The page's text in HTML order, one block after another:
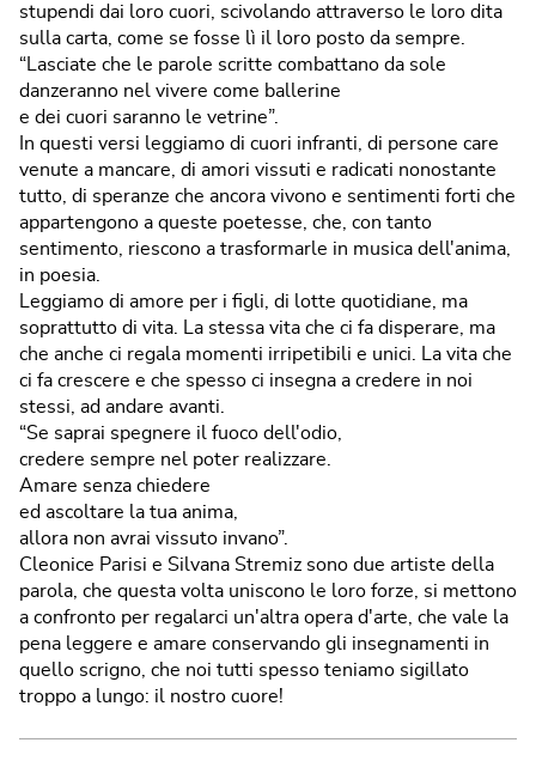
stupendi dai loro cuori, scivolando attraverso le loro dita
sulla carta, come se fosse lì il loro posto da sempre.
“Lasciate che le parole scritte combattano da sole
danzeranno nel vivere come ballerine
e dei cuori saranno le vetrine”.
In questi versi leggiamo di cuori infranti, di persone care
venute a mancare, di amori vissuti e radicati nonostante
tutto, di speranze che ancora vivono e sentimenti forti che
appartengono a queste poetesse, che, con tanto
sentimento, riescono a trasformarle in musica dell'anima,
in poesia.
Leggiamo di amore per i figli, di lotte quotidiane, ma
soprattutto di vita. La stessa vita che ci fa disperare, ma
che anche ci regala momenti irripetibili e unici. La vita che
ci fa crescere e che spesso ci insegna a credere in noi
stessi, ad andare avanti.
“Se saprai spegnere il fuoco dell'odio,
credere sempre nel poter realizzare.
Amare senza chiedere
ed ascoltare la tua anima,
allora non avrai vissuto invano”.
Cleonice Parisi e Silvana Stremiz sono due artiste della
parola, che questa volta uniscono le loro forze, si mettono
a confronto per regalarci un'altra opera d'arte, che vale la
pena leggere e amare conservando gli insegnamenti in
quello scrigno, che noi tutti spesso teniamo sigillato
troppo a lungo: il nostro cuore!